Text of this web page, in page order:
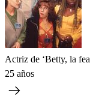
Actriz de ‘Betty, la
25 años